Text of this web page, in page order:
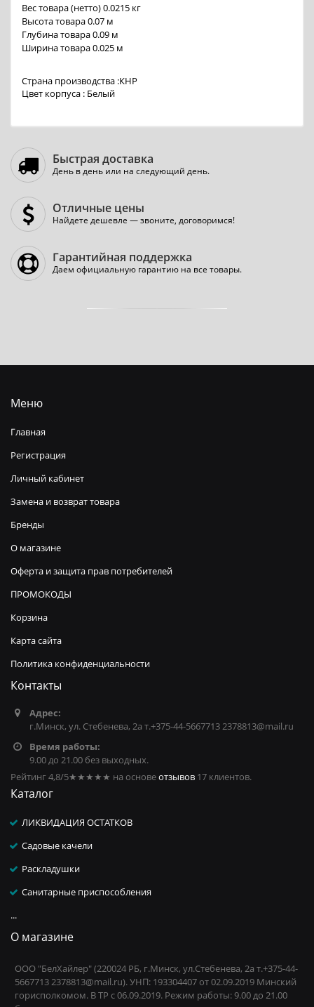
Вес товара (нетто) 0.0215 кг
Высота товара 0.07 м
Глубина товара 0.09 м
Ширина товара 0.025 м
Страна производства :КНР
Цвет корпуса : Белый
Быстрая доставка
День в день или на следующий день.
Отличные цены
Найдете дешевле — звоните, договоримся!
Гарантийная поддержка
Даем официальную гарантию на все товары.
Меню
Главная
Регистрация
Личный кабинет
Замена и возврат товара
Бренды
О магазине
Оферта и защита прав потребителей
ПРОМОКОДЫ
Корзина
Карта сайта
Политика конфиденциальности
Контакты
Адрес:
г.Минск, ул. Стебенева, 2а т.+375-44-5667713 2378813@mail.ru
Время работы:
9.00 до 21.00 без выходных.
Рейтинг 4,8/5★★★★★ на основеотзывов 17 клиентов.
Каталог
ЛИКВИДАЦИЯ ОСТАТКОВ
Садовые качели
Раскладушки
Санитарные приспособления
...
О магазине
ООО "БелХайлер" (220024 РБ, г.Минск, ул.Стебенева, 2а т.+375-44-
5667713 2378813@mail.ru). УНП: 193304407 от 02.09.2019 Минский
горисполкомом. В ТР с 06.09.2019. Режим работы: 9.00 до 21.00